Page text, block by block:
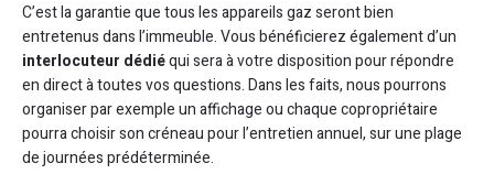
C’est la garantie que tous les appareils gaz seront bien
entretenus dans l’immeuble. Vous bénéficierez également d’un
interlocuteur dédiéqui sera à votre disposition pour répondre
en direct à toutes vos questions. Dans les faits, nous pourrons
organiser par exemple un affichage ou chaque copropriétaire
pourra choisir son créneau pour l’entretien annuel, sur une plage
de journées prédéterminée.